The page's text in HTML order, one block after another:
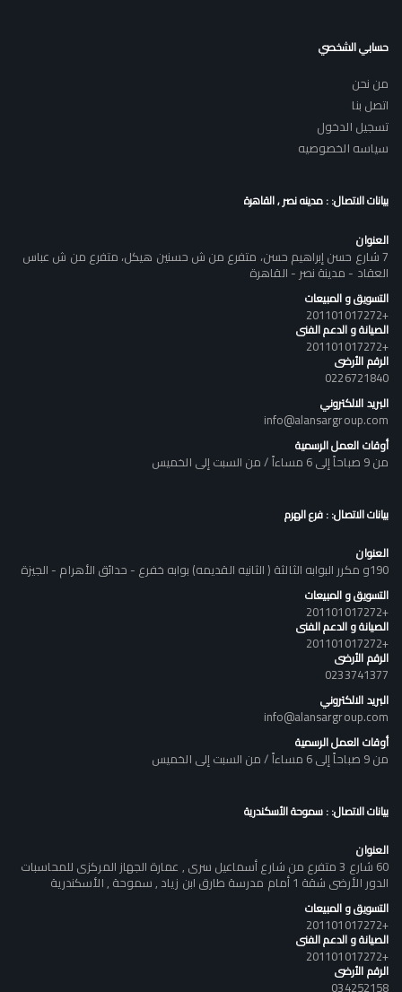
حسابي الشخصي
من نحن
اتصل بنا
تسجيل الدخول
سياسه الخصوصيه
بيانات الاتصال: : مدينه نصر , القاهرة
العنوان
7 شارع حسن إبراهيم حسن، متفرع من ش حسنين هيكل، متفرع من ش عباس
العقاد - مدينة نصر - القاهرة
التسويق و المبيعات
+201101017272
الصيانة و الدعم الفنى
+201101017272
الرقم الأرضى
0226721840
البريد الالكتروني
info@alansargroup.com
أوقات العمل الرسمية
من 9 صباحاً إلى 6 مساءاً / من السبت إلى الخميس
بيانات الاتصال: : فرع الهرم
العنوان
190و مكرر البوابه الثالثة ( الثانيه القديمه) بوابه خفرع - حدائق الأهرام - الجيزة
التسويق و المبيعات
+201101017272
الصيانة و الدعم الفنى
+201101017272
الرقم الأرضى
0233741377
البريد الالكتروني
info@alansargroup.com
أوقات العمل الرسمية
من 9 صباحاً إلى 6 مساءاً / من السبت إلى الخميس
بيانات الاتصال: : سموحة الأسكندرية
العنوان
60 شارع 3 متفرع من شارع أسماعيل سرى , عمارة الجهاز المركزى للمحاسبات
الدور الأرضى شقة 1 أمام مدرسة طارق ابن زياد , سموحة , الأسكندرية
التسويق و المبيعات
+201101017272
الصيانة و الدعم الفنى
+201101017272
الرقم الأرضى
034252158